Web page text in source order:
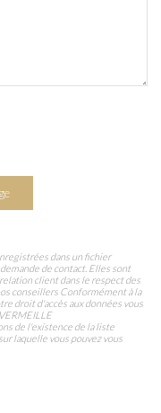
dans un fichier
de contact. Elles sont
client dans le respect des
conseillers Conformément à la
droit d'accès aux données vous
de l'existence de la liste
laquelle vous pouvez vous